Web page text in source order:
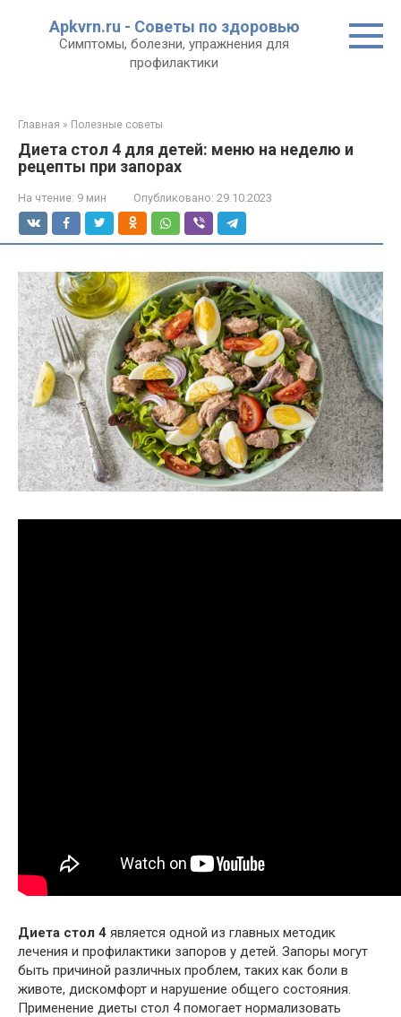
Apkvrn.ru - Советы по здоровью
Симптомы, болезни, упражнения для
профилактики
Главная » Полезные советы
Диета стол 4 для детей: меню на неделю и
рецепты при запорах
На чтение: 9 мин Опубликовано: 29.10.2023
Диета стол 4 является одной из главных методик
лечения и профилактики запоров у детей. Запоры могут
быть причиной различных проблем, таких как боли в
животе, дискомфорт и нарушение общего состояния.
Применение диеты стол 4 помогает нормализовать